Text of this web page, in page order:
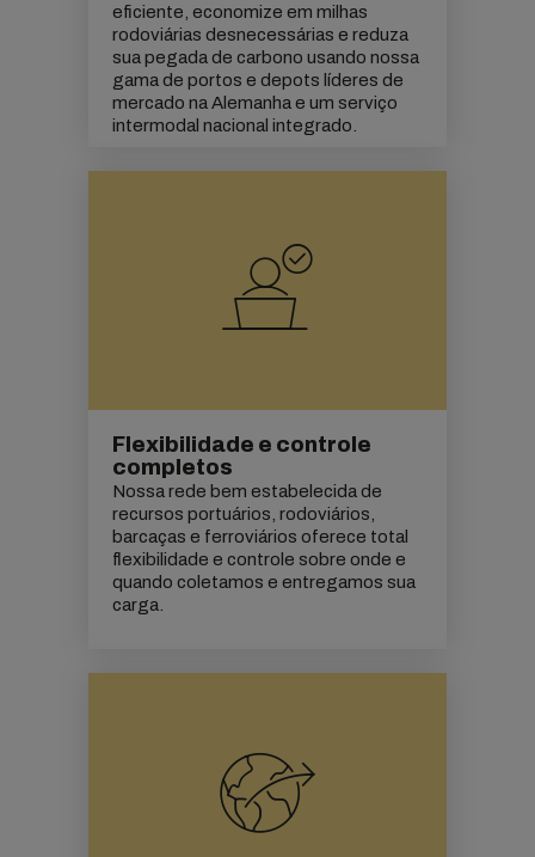
eficiente, economize em milhas
rodoviárias desnecessárias e reduza
suapegada de carbono usando nossa
gama de portos e depots líderes de
mercado na Alemanha e um serviço
intermodal nacional integrado.
Flexibilidade e controle
completos
Nossa rede bem estabelecida de
recursos portuários, rodoviários,
barcaças e ferroviários oferece total
flexibilidade e controle sobre onde e
quando coletamos e entregamos sua
carga.